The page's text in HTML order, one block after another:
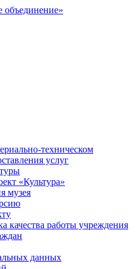
техническом
услуг
«Культура»
музея
качества работы учреждения
данных